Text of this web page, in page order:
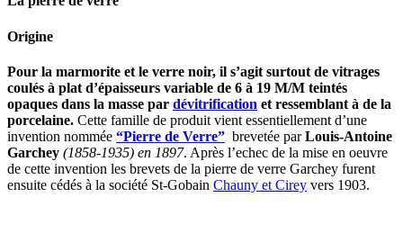
Origine
Pour la marmorite et le verre noir, il s’agit surtout de vitrages
coulés à plat d’épaisseurs variable de 6 à 19 M/M teintés
opaques dans la masse par dévitrification et ressemblant à de la
porcelaine. Cette famille de produit vient essentiellement d’une
invention nommée “Pierre de Verre” brevetée parLouis-Antoine
Garchey (1858-1935) en 1897. Après l’echec de la mise en oeuvre
de cette invention les brevets de la pierre de verre Garchey furent
ensuite cédés à la société St-Gobain Chauny et Cirey vers 1903.